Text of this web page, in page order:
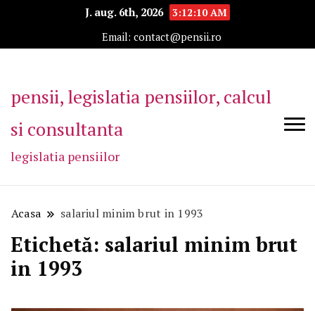
J. aug. 6th, 2026
3:12:10 AM
Email: contact@pensii.ro
pensii, legislatia pensiilor, calcul
si consultanta
legislatia pensiilor
Acasa salariul minim brut in 1993
Etichetă: salariul minim brut
in 1993